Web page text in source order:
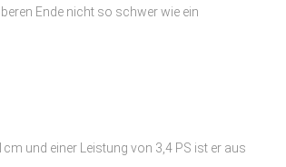
Ende nicht so schwer wie ein
und einer Leistung von 3,4 PS ist er aus